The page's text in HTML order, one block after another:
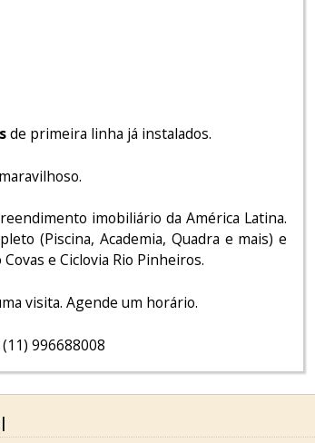
de primeira linha já instalados.
imobiliário da América Latina.
(Piscina, Academia, Quadra e mais) e
e Ciclovia Rio Pinheiros.
visita. Agende um horário.
996688008